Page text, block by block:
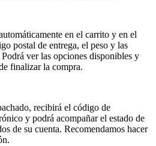
en el carrito y en el
postal de entrega, el peso y las
ver las opciones disponibles y
finalizar la compra.
recibirá el código de
y podrá acompañar el estado de
de su cuenta. Recomendamos hacer